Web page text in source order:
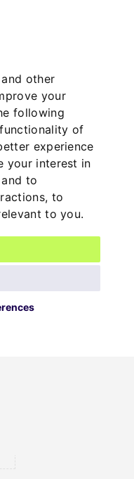
other
your
following
of
experience
your interest in
to
, to
to you.